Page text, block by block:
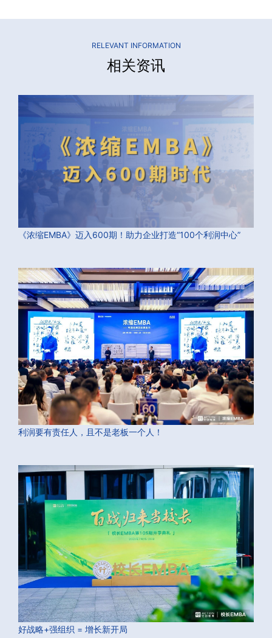
RELEVANT INFORMATION
相关资讯
《浓缩EMBA》迈入600期！助力企业打造“100个利润中心”
利润要有责任人，且不是老板一个人！
好战略+强组织 = 增长新开局